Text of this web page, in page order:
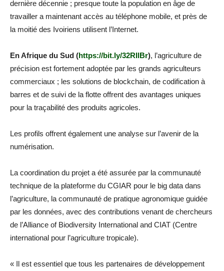
dernière décennie ; presque toute la population en âge de
travailler a maintenant accès au téléphone mobile, et près de
la moitié des Ivoiriens utilisent l’Internet.
En Afrique du Sud (https://bit.ly/32RIlBr), l’agriculture de
précision est fortement adoptée par les grands agriculteurs
commerciaux ; les solutions de blockchain, de codification à
barres et de suivi de la flotte offrent des avantages uniques
pour la traçabilité des produits agricoles.
Les profils offrent également une analyse sur l’avenir de la
numérisation.
La coordination du projet a été assurée par la communauté
technique de la plateforme du CGIAR pour le big data dans
l’agriculture, la communauté de pratique agronomique guidée
par les données, avec des contributions venant de chercheurs
de l’Alliance of Biodiversity International and CIAT (Centre
international pour l’agriculture tropicale).
« Il est essentiel que tous les partenaires de développement